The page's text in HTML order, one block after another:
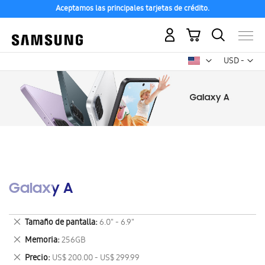
Aceptamos las principales tarjetas de crédito.
USD -
dólar
Mi carrito
Galaxy A
Tamaño de pantalla 6.0" - 6.9"
Eliminar
este
artículo
Memoria 256GB
Eliminar
este
Precio US$ 200.00 - US$ 299.99
Eliminar